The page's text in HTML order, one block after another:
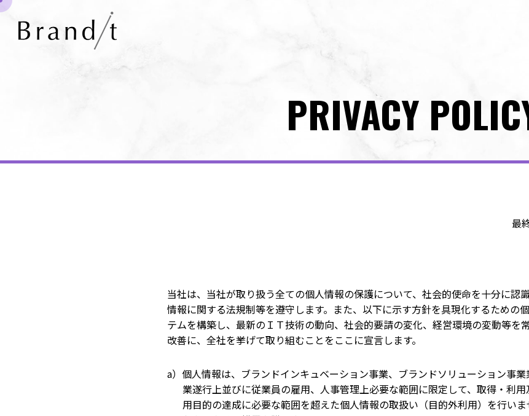
PRIVACY
最
当社は、当社が取り扱う全ての個人情報の保護について、社会的使命を十分に認
情報に関する法規制等を遵守します。また、以下に示す方針を具現化するための
テムを構築し、最新のＩＴ技術の動向、社会的要請の変化、経営環境の変動等を
改善に、全社を挙げて取り組むことをここに宣言します。
a）個人情報は、ブランドインキュベーション事業、ブランドソリューション事
業遂行上並びに従業員の雇用、人事管理上必要な範囲に限定して、取得・利
用目的の達成に必要な範囲を超えた個人情報の取扱い（目的外利用）を行い